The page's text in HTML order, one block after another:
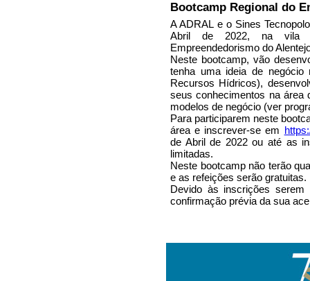
Bootcamp Regional do
A ADRAL e o Sines
Abril de 2022, na vila
Empreendedorismo do
Neste bootcamp, vão
tenha uma ideia de
Recursos Hídricos),
seus conhecimentos na área
modelos de negócio (ver
Para participarem neste
área e inscrever-se em
de Abril de 2022 ou até as
limitadas.
Neste bootcamp não terão
e as refeições serão gratuitas.
Devido às inscrições
confirmação prévia da sua